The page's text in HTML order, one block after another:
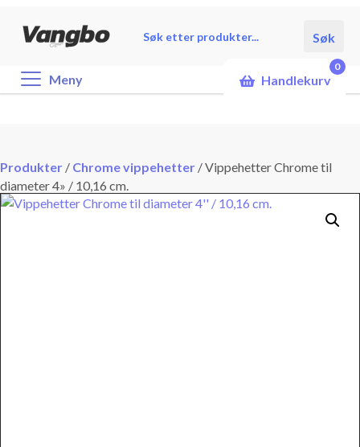
search
Søk
Meny Handlekurv
0
Produkter / Chrome vippehetter /Vippehetter Chrome til
diameter 4» / 10,16 cm.